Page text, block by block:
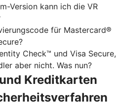
Version kann ich die VR
für Mastercard®
Check™ und Visa Secure,
aber nicht. Was nun?
Kreditkarten